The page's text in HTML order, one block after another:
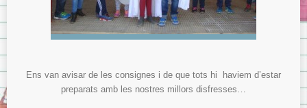
Ens van avisar de les consignes i de que tots hi haviem d’estar
preparats amb les nostres millors disfresses…